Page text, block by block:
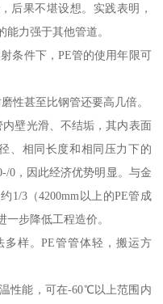
后果不堪设想。实践表明，
力强于其他管道。
条件下，PE管的使用年限可
性甚至比钢管还要高几倍。
壁光滑、不结垢，其内表面
、相同长度和相同压力下的
0，因此经济优势明显。与金
1/3（4200mm以上的PE管成
步降低工程造价。
样。PE管管体轻，搬运方
性能，可在-60℃以上范围内